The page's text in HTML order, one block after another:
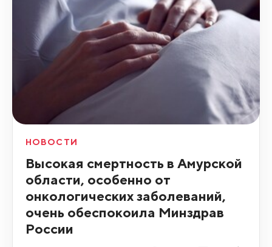
НОВОСТИ
Высокая смертность в Амурской
области, особенно от
онкологических заболеваний,
очень обеспокоила Минздрав
России